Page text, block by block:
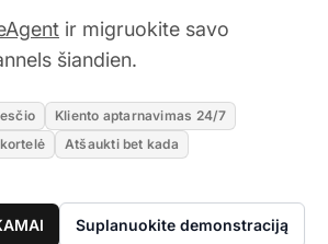
ir migruokite savo
šiandien.
Kliento aptarnavimas 24/7
Atšaukti bet kada
Suplanuokite demonstraciją